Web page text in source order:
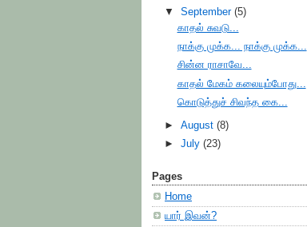
▼September(5)
காதல் சுவடு...
நாக்கு முக்க... நாக்கு முக்க...
சின்ன ராசாவே...
காதல் மேகம் கலையும்போது...
கொடுத்துச் சிவந்த கை...
►August(8)
►July(23)
Pages
Home
யார் இவன்?